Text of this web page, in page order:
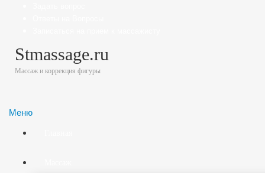
Stmassage.ru
Массаж и коррекция фигуры
Меню